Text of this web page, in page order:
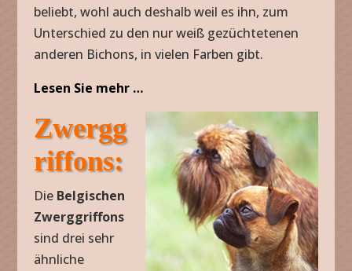
beliebt, wohl auch deshalb weil es ihn, zum
Unterschied zu den nur weiß gezüchtetenen
anderen Bichons, in vielen Farben gibt.
Lesen Sie mehr …
Zwergg
riffons:
Die Belgischen
Zwerggriffons
sind drei sehr
ähnliche